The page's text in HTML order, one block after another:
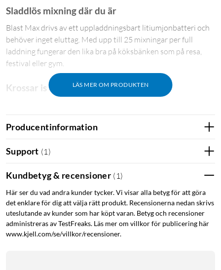
LÄS MER OM PRODUKTEN
Sladdlös mixning där du är
Blast Max drivs av ett uppladdningsbart litiumjonbatteri och
behöver inget eluttag. Med upp till 25 mixningar per full
laddning fungerar den lika bra på köksbänken som på resa,
festival eller gym.
Krossar is och fryst frukt
PowerBlast-tekniken bryter ner is, fryst frukt och grönsaker
på några sekunder. Resultatet blir jämna smoothies, shakes
och dippar utan klumpar.
Twist & Go-bägare
Mixa direkt i den avtagbara 570 ml-bägaren (max fyllning 490
ml), vrid bort den från motorenheten och sätt på det
läckagesäkra piplocket. Pip och bärhandtag gör det enkelt att
dricka direkt ur bägaren eller stoppa ner den i väskan.
Producentinformation
Support (1 )
Kundbetyg & recensioner ( 1 )
Här ser du vad andra kunder tycker. Vi visar alla betyg för att göra
det enklare för dig att välja rätt produkt. Recensionerna nedan skrivs
uteslutande av kunder som har köpt varan. Betyg och recensioner
administreras av TestFreaks. Läs mer om villkor för publicering här
www.kjell.com/se/villkor/recensioner.